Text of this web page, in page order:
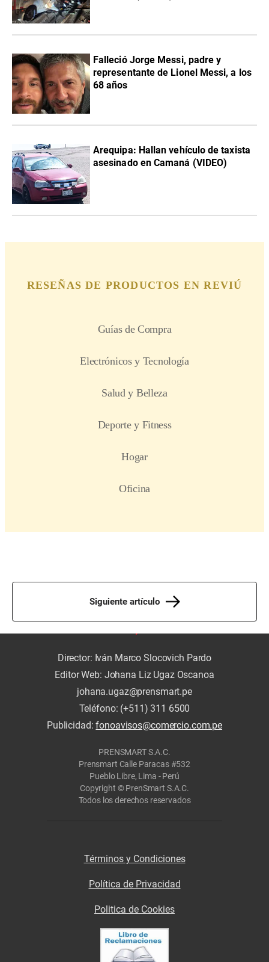
Falleció Jorge Messi, padre y
representante de Lionel Messi, a los
68 años
Arequipa: Hallan vehículo de taxista
asesinado en Camaná (VIDEO)
Siguiente artículo
Director: Iván Marco Slocovich Pardo
Editor Web: Johana Liz Ugaz Oscanoa
johana.ugaz@prensmart.pe
Teléfono: (+511) 311 6500
Publicidad:fonoavisos@comercio.com.pe
PRENSMART S.A.C.
Prensmart Calle Paracas #532
Pueblo Libre, Lima - Perú
Copyright © PrenSmart S.A.C.
Todos los derechos reservados
Términos y Condiciones
Política de Privacidad
Politica de Cookies